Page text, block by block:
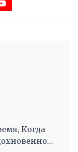
Когда